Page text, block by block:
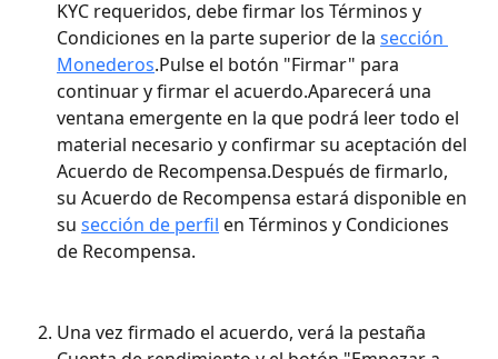
KYC requeridos, debe firmar los Términos y
Condiciones en la parte superior de la sección
Monederos.Pulse el botón "Firmar" para
continuar y firmar el acuerdo.Aparecerá una
ventana emergente en la que podrá leer todo el
material necesario y confirmar su aceptación del
Acuerdo de Recompensa.Después de firmarlo,
su Acuerdo de Recompensa estará disponible en
su sección de perfil en Términos y Condiciones
de Recompensa.
Una vez firmado el acuerdo, verá la pestaña